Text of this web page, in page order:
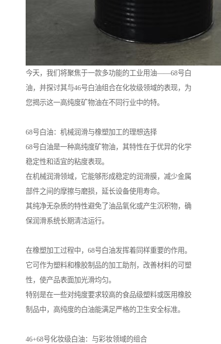
今天，我们将聚焦于一款多功能的工业用油——68号白
油，并探讨其与46号白油组合在化妆级领域的表现，为
您揭示这一高纯度矿物油在不同行业中的特。
68号白油：机械润滑与橡塑加工的理想选择
68号白油是一种高纯度矿物油，其特性在于优异的化学
稳定性和适宜的粘度表现。
在机械润滑领域，它能够形成稳定的润滑膜，减少金属
部件之间的摩擦与磨损，延长设备使用寿命。
其纯净无杂质的特性避免了油品氧化或产生沉积物，确
保润滑系统长期清洁运行。
在橡塑加工过程中，68号白油发挥着同样重要的作用。
它可作为塑料和橡胶制品的加工助剂，改善材料的可塑
性，使产品表面加光滑均匀。
特别是在一些对纯度要求较高的食品级塑料或医用橡胶
制品中，高纯度的白油能满足严格的卫生安全标准。
46+68号化妆级白油：与彩妆领域的组合